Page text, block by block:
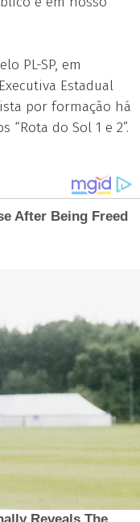
PL-SP, em
Estadual
por formação há
“Rota do Sol 1 e 2”.